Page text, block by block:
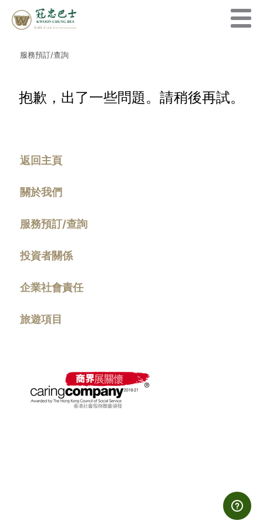
服務預訂/查詢
抱歉，出了一些問題。請稍後再試。
返回主頁
關於我們
服務預訂/查詢
投資者關係
企業社會責任
旅遊項目